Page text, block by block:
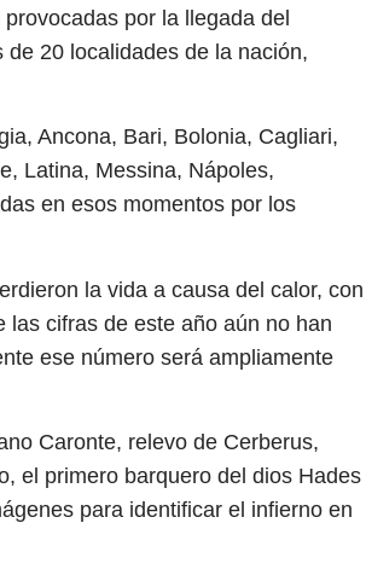
por la llegada del
20 localidades de la nación,
Ancona, Bari, Bolonia, Cagliari,
Latina, Messina, Nápoles,
en esos momentos por los
la vida a causa del calor, con
las cifras de este año aún no han
ese número será ampliamente
Caronte, relevo de Cerberus,
el primero barquero del dios Hades
para identificar el infierno en